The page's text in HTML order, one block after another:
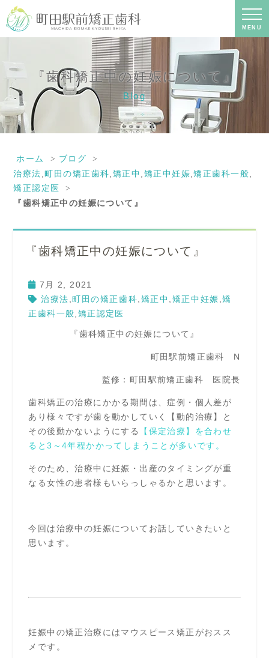
MENU
『歯科矯正中の妊娠について』｜町田
の矯正歯科専門の歯科医院｜土日診療-
町田駅前矯正歯科
『歯科矯正中の妊娠について』
Blog
ホーム
ブログ
治療法 ,町田の矯正歯科 矯正中 矯正中妊娠 ,矯正歯科一般
矯正認定医
『歯科矯正中の妊娠について』
『歯科矯正中の妊娠について』
7月 2, 2021
治療法 ,町田の矯正歯科 矯正中 矯正中妊娠 ,矯
正歯科一般 矯正認定医
『歯科矯正中の妊娠について』
町田駅前矯正歯科 N
監修：町田駅前矯正歯科 医院長
歯科矯正の治療にかかる期間は、症例・個人差が
あり様々ですが歯を動かしていく【動的治療】と
その後動かないようにする
【保定治療】を合わせ
ると3～4年程かかってしまうことが多いです。
そのため、治療中に妊娠・出産のタイミングが重
なる女性の患者様もいらっしゃるかと思います。
今回は治療中の妊娠についてお話していきたいと
思います。
妊娠中の矯正治療にはマウスピース矯正がおスス
メです。